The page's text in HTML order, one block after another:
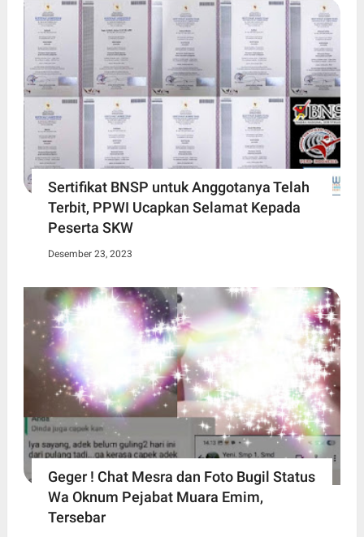
Sertifikat BNSP untuk Anggotanya Telah
Terbit, PPWI Ucapkan Selamat Kepada
Peserta SKW
Desember 23, 2023
Geger ! Chat Mesra dan Foto Bugil Status
Wa Oknum Pejabat Muara Emim,
Tersebar